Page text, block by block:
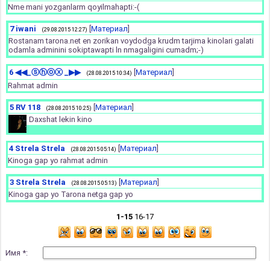
Nme mani yozganlarm qoyilmahapti:-(
7 iwani (29.08.2015 12:27) Материал
Rostanam tarona.net en zorikan voydodga krudm tarjima kinolari galati
odamla adminini sokiptawapti ln nmagaligini cumadm;-)
6 ◀◀_ⓢⓗⓞⓧ _▶▶ (28.08.2015 10:34) Материал
Rahmat admin
5 RV 118 (28.08.2015 10:25) Материал
Daxshat lekin kino
4 Strela Strela (28.08.2015 05:14) Материал
Kinoga gap yo rahmat admin
3 Strela Strela (28.08.2015 05:13) Материал
Kinoga gap yo Tarona netga gap yo
1-15 16-17
Имя *: